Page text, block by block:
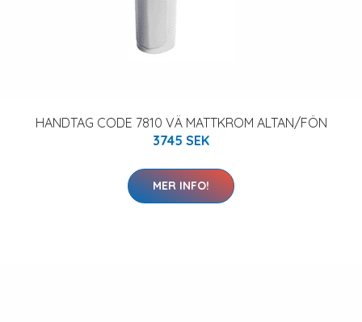
HANDTAG CODE 7810 VÄ MATTKROM ALTAN/FÖN
3745 SEK
MER INFO!